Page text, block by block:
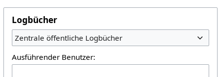
Logbücher
Zentrale öffentliche Logbücher
Ausführender Benutzer: